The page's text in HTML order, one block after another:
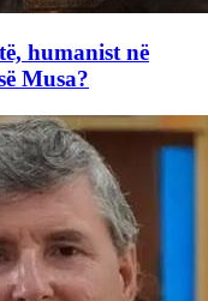
humanist në
Musa?